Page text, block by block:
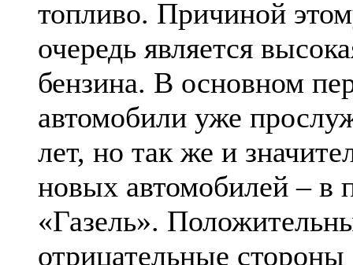
топливо. Причиной
очередь является
бензина. В основном
автомобили уже
лет, но так же и
новых автомобилей – в
«Газель».
отрицательные стороны